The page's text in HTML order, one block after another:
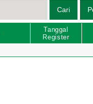
Tanggal
Register